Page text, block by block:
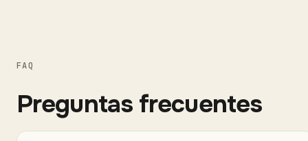
FAQ
Preguntas frecuentes